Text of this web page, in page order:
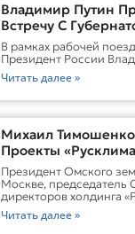
Владимир Путин
Встречу С
Области Виталием
ХоценкоИсточник
В рамках рабочей
Президент России
Читать далее »
Михаил
Проекты
Форуме России И
Президент Омского
Москве, председатель
директоров холдинга
Читать далее »